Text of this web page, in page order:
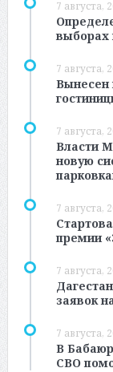
7 августа,
выборах
7 августа,
Вынесен
7 августа,
Власти
новую
7 августа,
премии
7 августа,
заявок
7 августа,
В
СВО